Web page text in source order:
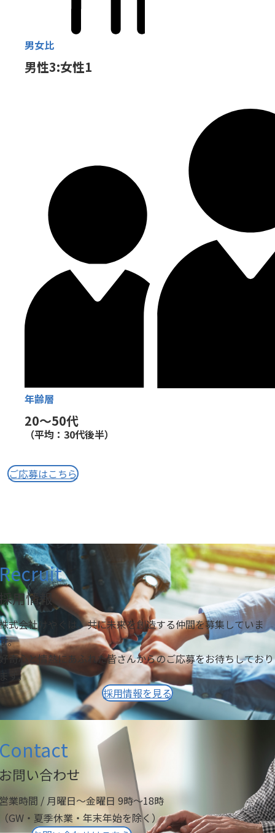
男女比
男性3:女性1
年齢層
20〜50代
（平均：30代後半）
ご応募はこちら
用情報
式会社けやぐは、共に未来を創造する仲間を募集していま
。
奇心と情熱にあふれた皆さんからのご応募をお待ちしており
す。
採用情報を見る
問い合わせ
業時間 / 月曜日～金曜日 9時～18時
GW・夏季休業・年末年始を除く）